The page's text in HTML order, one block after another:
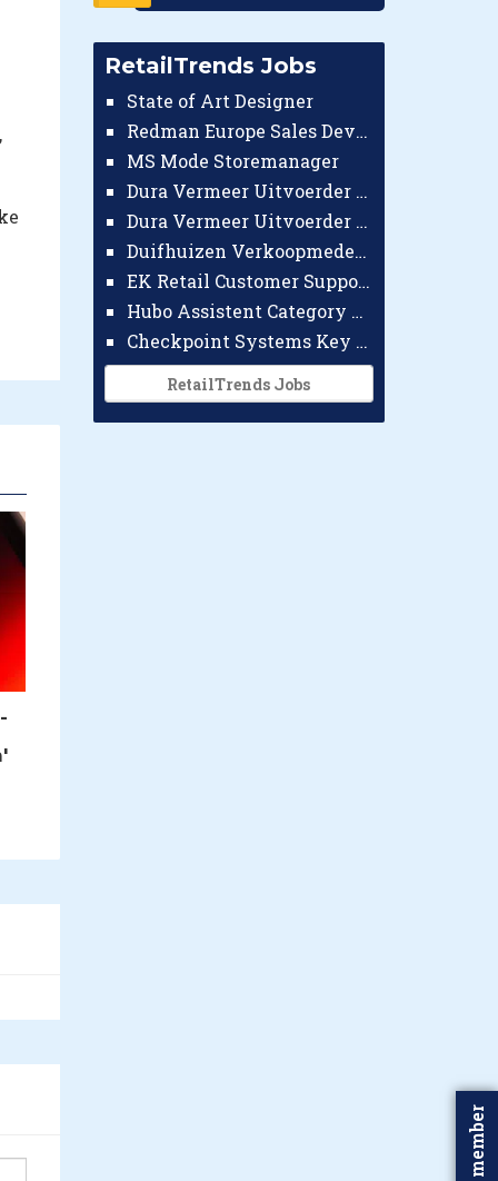
RetailTrends Jobs
State of Art Designer
Redman Europe Sales Developer (Europe)
MS Mode Storemanager
Dura Vermeer Uitvoerder GWW Amsterdam
Dura Vermeer Uitvoerder Civiel Nijmegen
Duifhuizen Verkoopmedewerker Ridderkerk
EK Retail Customer Support Omnichannel
Hubo Assistent Category Manager
Checkpoint Systems Key Accountmanager Benelux
RetailTrends Jobs